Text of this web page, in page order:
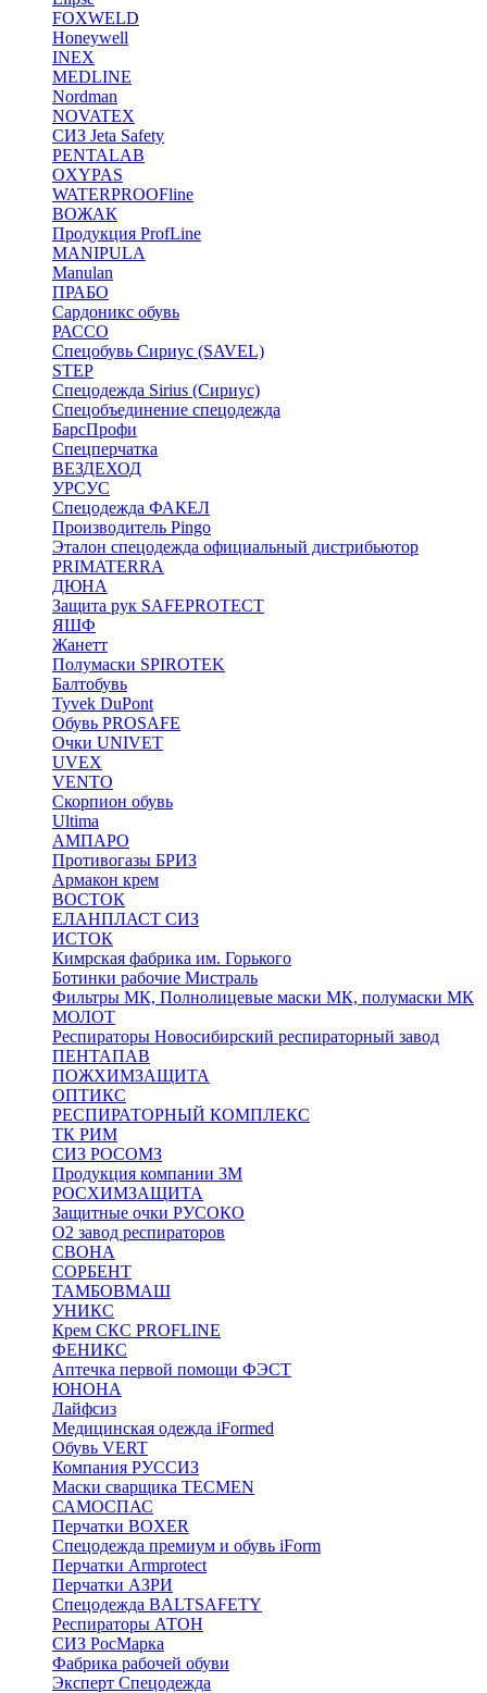
FOXWELD
Honeywell
INEX
MEDLINE
Nordman
NOVATEX
СИЗ Jeta Safety
PENTALAB
OXYPAS
WATERPROOFline
ВОЖАК
Продукция ProfLine
MANIPULA
Manulan
ПРАБО
Сардоникс обувь
РАССО
Спецобувь Сириус (SAVEL)
STEP
Спецодежда Sirius (Сириус)
Спецобъединение спецодежда
БарсПрофи
Спецперчатка
ВЕЗДЕХОД
УРСУС
Спецодежда ФАКЕЛ
Производитель Pingo
Эталон спецодежда официальный дистрибьютор
PRIMATERRA
ДЮНА
Защита рук SAFEPROTECT
ЯШФ
Жанетт
Полумаски SPIROTEK
Балтобувь
Tyvek DuPont
Обувь PROSAFE
Очки UNIVET
UVEX
VENTO
Скорпион обувь
Ultima
АМПАРО
Противогазы БРИЗ
Армакон крем
ВОСТОК
ЕЛАНПЛАСТ СИЗ
ИСТОК
Кимрская фабрика им. Горького
Ботинки рабочие Мистраль
Фильтры МК, Полнолицевые маски МК, полумаски МК
МОЛОТ
Респираторы Новосибирский респираторный завод
ПЕНТАПАВ
ПОЖХИМЗАЩИТА
ОПТИКС
РЕСПИРАТОРНЫЙ КОМПЛЕКС
ТК РИМ
СИЗ РОСОМЗ
Продукция компании 3M
РОСХИМЗАЩИТА
Защитные очки РУСОКО
О2 завод респираторов
СВОНА
СОРБЕНТ
ТАМБОВМАШ
УНИКС
Крем СКС PROFLINE
ФЕНИКС
Аптечка первой помощи ФЭСТ
ЮНОНА
Лайфсиз
Медицинская одежда iFormed
Обувь VERT
Компания РУССИЗ
Маски сварщика TECMEN
САМОСПАС
Перчатки BOXER
Спецодежда премиум и обувь iForm
Перчатки Armprotect
Перчатки АЗРИ
Спецодежда BALTSAFETY
Респираторы АТОН
СИЗ РосМарка
Фабрика рабочей обуви
Эксперт Спецодежда